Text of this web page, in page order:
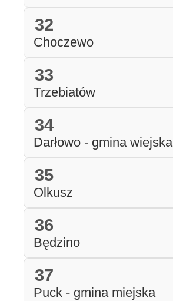
32
Choczewo
33
Trzebiatów
34
Darłowo - gmina wiejska
35
Olkusz
36
Będzino
37
Puck - gmina miejska